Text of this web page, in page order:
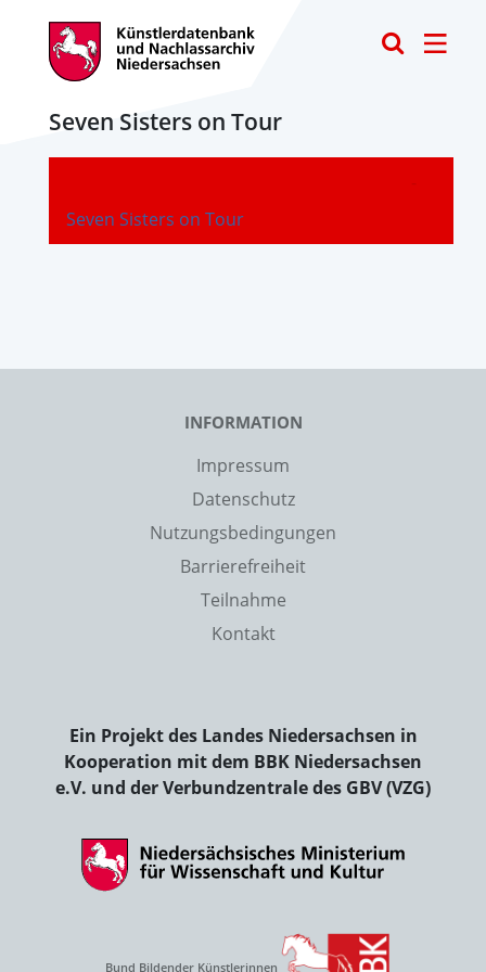
Seven Sisters on Tour
Seven Sisters on Tour
-
INFORMATION
Impressum
Datenschutz
Nutzungsbedingungen
Barrierefreiheit
Teilnahme
Kontakt
Ein Projekt des Landes Niedersachsen in
Kooperation mit dem BBK Niedersachsen
e.V. und der Verbundzentrale des GBV (VZG)
Bund Bildender Künstlerinnen